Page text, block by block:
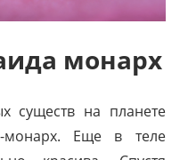
монарх
существ на планете
монарх. Еще в теле